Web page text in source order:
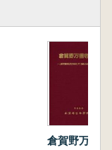
倉賀野万福